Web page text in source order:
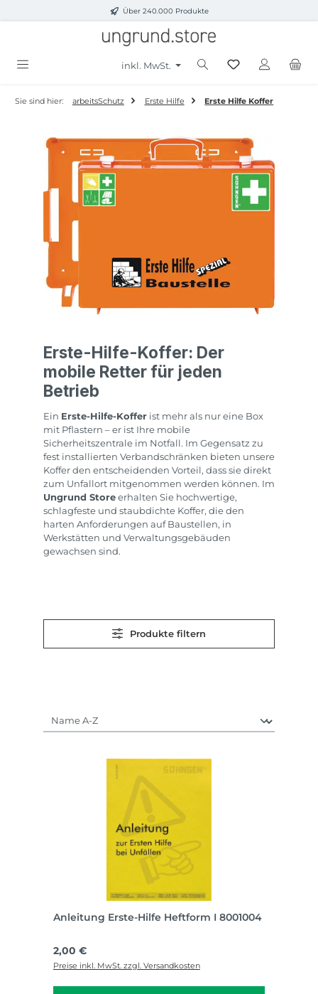
Zum Hauptinhalt springenÜber 240.000 Produkte
inkl. MwSt.
Sie sind hier: arbeitsSchutz Erste Hilfe Erste Hilfe Koffer
Erste-Hilfe-Koffer: Der
mobile Retter für jeden
Betrieb
Ein Erste-Hilfe-Koffer ist mehr als nur eine Box
mit Pflastern – er ist Ihre mobile
Sicherheitszentrale im Notfall. Im Gegensatz zu
fest installierten Verbandschränken bieten unsere
Koffer den entscheidenden Vorteil, dass sie direkt
zum Unfallort mitgenommen werden können. Im
Ungrund Store erhalten Sie hochwertige,
schlagfeste und staubdichte Koffer, die den
harten Anforderungen auf Baustellen, in
Werkstätten und Verwaltungsgebäuden
gewachsen sind.
Produkte filtern
Anleitung Erste-Hilfe Heftform I 8001004
Regulärer Preis:
2,00 €
Preise inkl. MwSt. zzgl. Versandkosten